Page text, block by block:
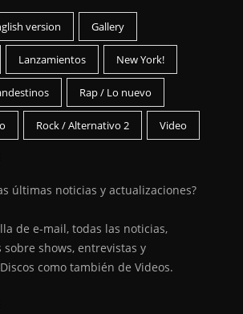
version Gallery
Lanzamientos New York!
Rap / Lo nuevo
Rock / Alternativo 2 Video
últimas noticias y actualizaciones?
de e-mail, todas las noticias,
shows, entrevistas y
como también de Videos.